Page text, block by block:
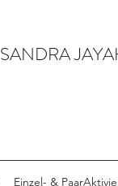
SANDRA
Einzel- &